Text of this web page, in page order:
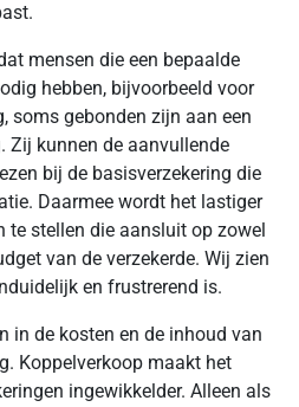
mensen die een bepaalde
hebben, bijvoorbeeld voor
soms gebonden zijn aan een
Zij kunnen de aanvullende
bij de basisverzekering die
Daarmee wordt het lastiger
te stellen die aansluit op zowel
van de verzekerde. Wij zien
en frustrerend is.
in de kosten en de inhoud van
Koppelverkoop maakt het
ingewikkelder. Alleen als